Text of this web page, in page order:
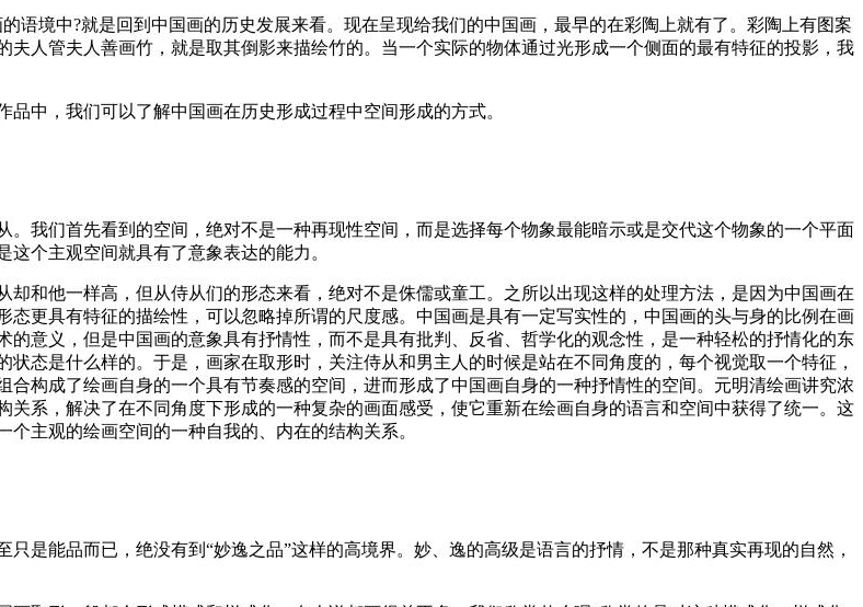
语境中?就是回到中国画的历史发展来看。现在呈现给我们的中国画，最早的在彩陶上就有了。彩陶上有图案
人管夫人善画竹，就是取其倒影来描绘竹的。当一个实际的物体通过光形成一个侧面的最有特征的投影，我
中，我们可以了解中国画在历史形成过程中空间形成的方式。
我们首先看到的空间，绝对不是一种再现性空间，而是选择每个物象最能暗示或是交代这个物象的一个平面
个主观空间就具有了意象表达的能力。
和他一样高，但从侍从们的形态来看，绝对不是侏儒或童工。之所以出现这样的处理方法，是因为中国画在
更具有特征的描绘性，可以忽略掉所谓的尺度感。中国画是具有一定写实性的，中国画的头与身的比例在画
意义，但是中国画的意象具有抒情性，而不是具有批判、反省、哲学化的观念性，是一种轻松的抒情化的东
态是什么样的。于是，画家在取形时，关注侍从和男主人的时候是站在不同角度的，每个视觉取一个特征，
构成了绘画自身的一个具有节奏感的空间，进而形成了中国画自身的一种抒情性的空间。元明清绘画讲究浓
系，解决了在不同角度下形成的一种复杂的画面感受，使它重新在绘画自身的语言和空间中获得了统一。这
主观的绘画空间的一种自我的、内在的结构关系。
是能品而已，绝没有到“妙逸之品”这样的高境界。妙、逸的高级是语言的抒情，不是那种真实再现的自然，